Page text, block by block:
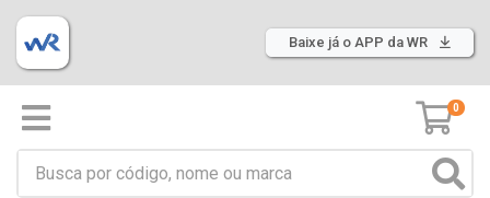
Baixe já o APP da WR
0